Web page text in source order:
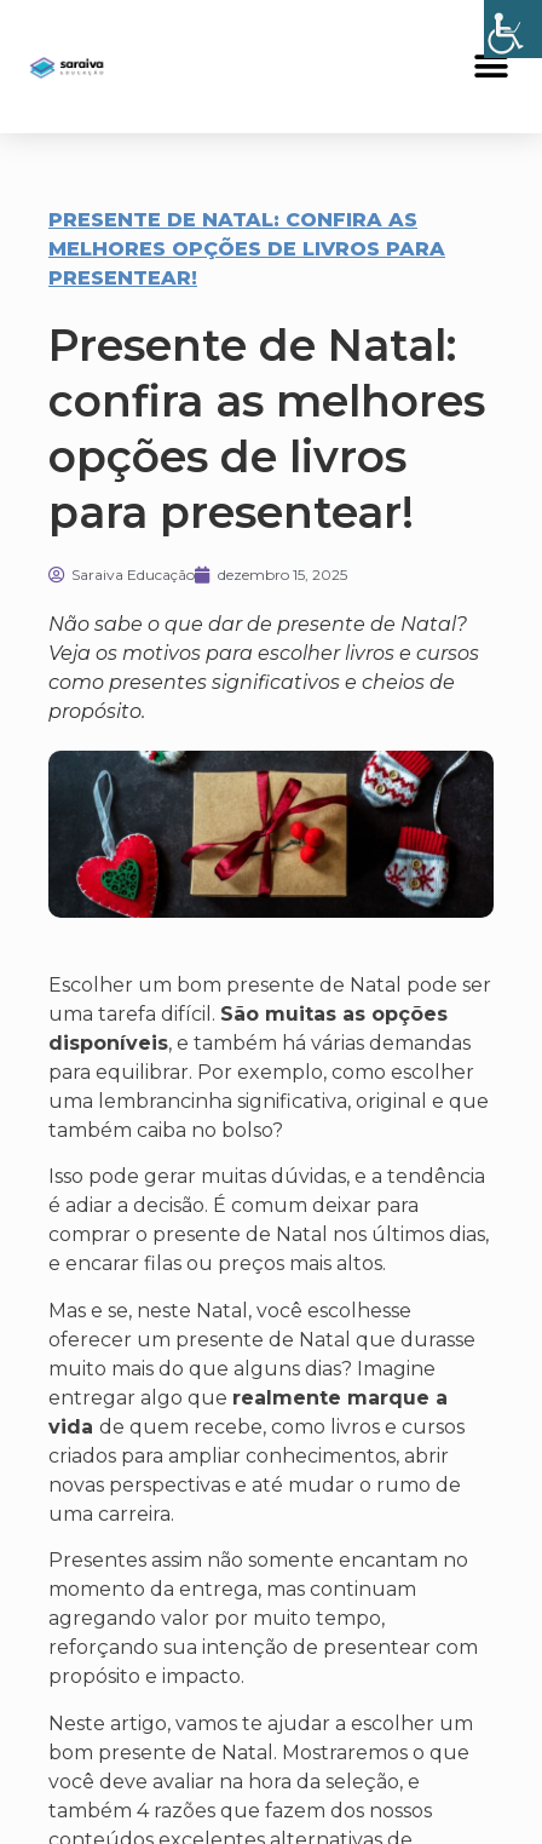
PRESENTE DE NATAL: CONFIRA AS
MELHORES OPÇÕES DE LIVROS PARA
PRESENTEAR!
Presente de Natal:
confira as melhores
opções de livros
para presentear!
Saraiva Educação dezembro 15, 2025
Não sabe o que dar de presente de Natal?
Veja os motivos para escolher livros e cursos
como presentes significativos e cheios de
propósito.
Escolher um bom presente de Natal pode ser
uma tarefa difícil. São muitas as opções
disponíveis, e também há várias demandas
para equilibrar. Por exemplo, como escolher
uma lembrancinha significativa, original e que
também caiba no bolso?
Isso pode gerar muitas dúvidas, e a tendência
é adiar a decisão. É comum deixar para
comprar o presente de Natal nos últimos dias,
e encarar filas ou preços mais altos.
Mas e se, neste Natal, você escolhesse
oferecer um presente de Natal que durasse
muito mais do que alguns dias? Imagine
entregar algo que realmente marque a
vida de quem recebe, como livros e cursos
criados para ampliar conhecimentos, abrir
novas perspectivas e até mudar o rumo de
uma carreira.
Presentes assim não somente encantam no
momento da entrega, mas continuam
agregando valor por muito tempo,
reforçando sua intenção de presentear com
propósito e impacto.
Neste artigo, vamos te ajudar a escolher um
bom presente de Natal. Mostraremos o que
você deve avaliar na hora da seleção, e
também 4 razões que fazem dos nossos
conteúdos excelentes alternativas de